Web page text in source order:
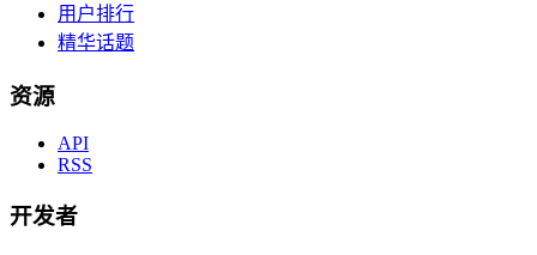
用户排行
精华话题
资源
API
RSS
开发者